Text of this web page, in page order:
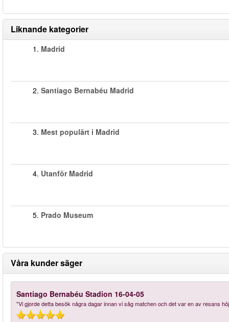
Liknande kategorier
1. Madrid
2. Santiago Bernabéu Madrid
3. Mest populärt i Madrid
4. Utanför Madrid
5. Prado Museum
Våra kunder säger
Santiago Bernabéu Stadion 16-04-05
"Vi gjorde detta besök några dagar innan vi såg matchen och det var en av resans